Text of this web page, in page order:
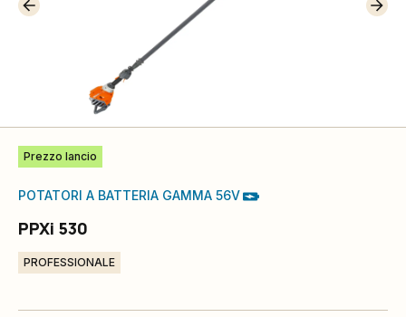
Prezzo lancio
POTATORI A BATTERIA GAMMA 56V
PPXi 530
PROFESSIONALE